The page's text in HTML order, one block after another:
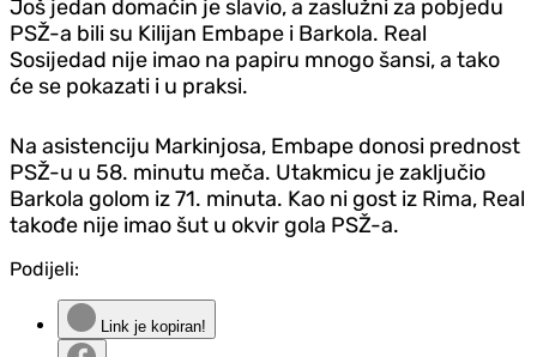
Još jedan domaćin je slavio, a zaslužni za pobjedu
PSŽ-a bili su Kilijan Embape i Barkola. Real
Sosijedad nije imao na papiru mnogo šansi, a tako
će se pokazati i u praksi.
Na asistenciju Markinjosa, Embape donosi prednost
PSŽ-u u 58. minutu meča. Utakmicu je zaključio
Barkola golom iz 71. minuta. Kao ni gost iz Rima, Real
takođe nije imao šut u okvir gola PSŽ-a.
Podijeli:
Link je kopiran!